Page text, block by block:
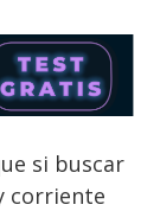
si buscar
corriente